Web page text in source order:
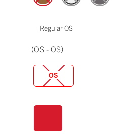
Regular OS
(OS - OS)
OS